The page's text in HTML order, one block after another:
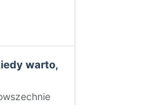
warto,